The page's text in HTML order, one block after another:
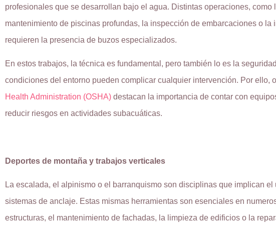
profesionales que se desarrollan bajo el agua. Distintas operaciones, como
mantenimiento de piscinas profundas, la inspección de embarcaciones o
requieren la presencia de buzos especializados.
En estos trabajos, la técnica es fundamental, pero también lo es la
condiciones del entorno pueden complicar cualquier intervención. Por ello,
Health Administration (OSHA) destacan la importancia de contar con
reducir riesgos en actividades subacuáticas.
Deportes de montaña y trabajos verticales
La escalada, el alpinismo o el barranquismo son disciplinas que implican
sistemas de anclaje. Estas mismas herramientas son esenciales en
estructuras, el mantenimiento de fachadas, la limpieza de edificios o la